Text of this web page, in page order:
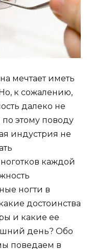
мечтает иметь
к сожалению,
далеко не
по этому поводу
индустрия не
каждой
ногти в
достоинства
и какие ее
день? Обо
поведаем в